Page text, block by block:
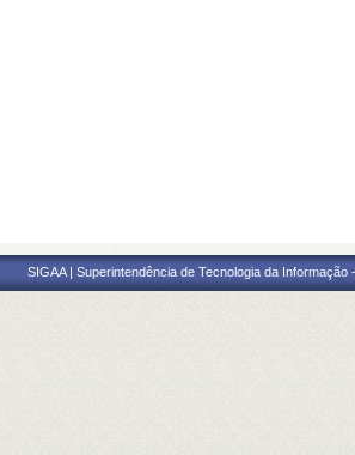
SIGAA | Superintendência de Tecnologia da